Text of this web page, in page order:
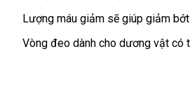
Dương
Có
Lượng máu giảm hỗ
sẽ giúp giảm
Vòng đeo dành cho dương vật có